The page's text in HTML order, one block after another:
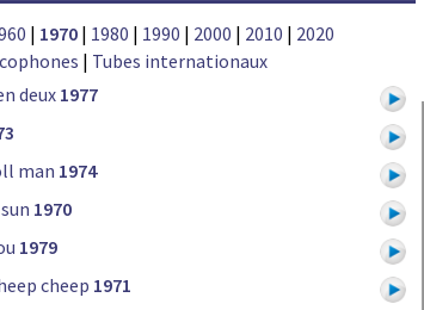
| 1970 | 1980 | 1990 | 2000 | 2010 | 2020
| Tubes internationaux
deux 1977
man 1974
1970
1979
cheep 1971